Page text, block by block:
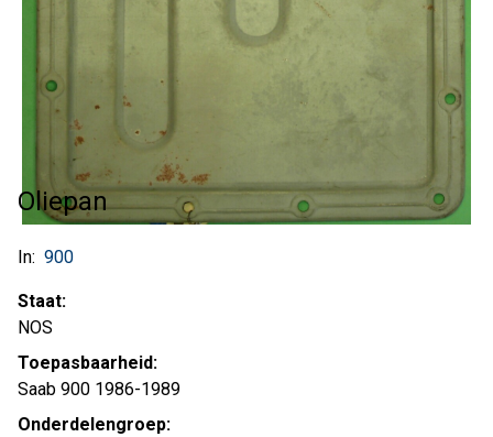
Oliepan
In: 900
Staat:
NOS
Toepasbaarheid:
Saab 900 1986-1989
Onderdelengroep: